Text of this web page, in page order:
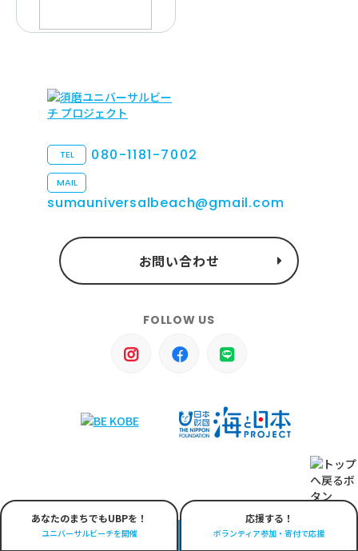
TEL 080-1181-7002
MAIL
sumauniversalbeach@gmail.com
お問い合わせ
FOLLOW US
© Suma Universal Beach Project All right reserved.
あなたのまちでもUBPを！
ユニバーサルビーチを開催
応援する！
ボランティア参加・寄付で応援